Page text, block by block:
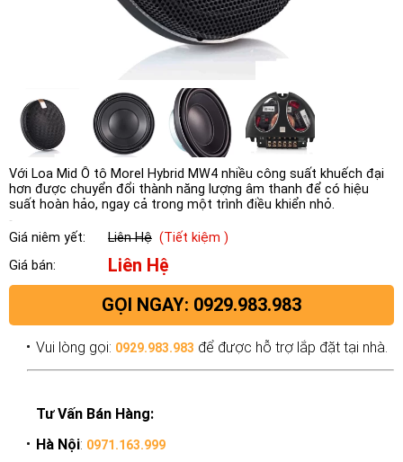
Với Loa Mid Ô tô Morel Hybrid MW4 nhiều công suất khuếch đại
hơn được chuyển đổi thành năng lượng âm thanh để có hiệu
suất hoàn hảo, ngay cả trong một trình điều khiển nhỏ.
Giá niêm yết: Liên Hệ (Tiết kiệm )
Giá bán:
Liên Hệ
GỌI NGAY: 0929.983.983
Vui lòng gọi: 0929.983.983 để được hỗ trợ lắp đặt tại nhà.
Tư Vấn Bán Hàng:
Hà Nội: 0971.163.999